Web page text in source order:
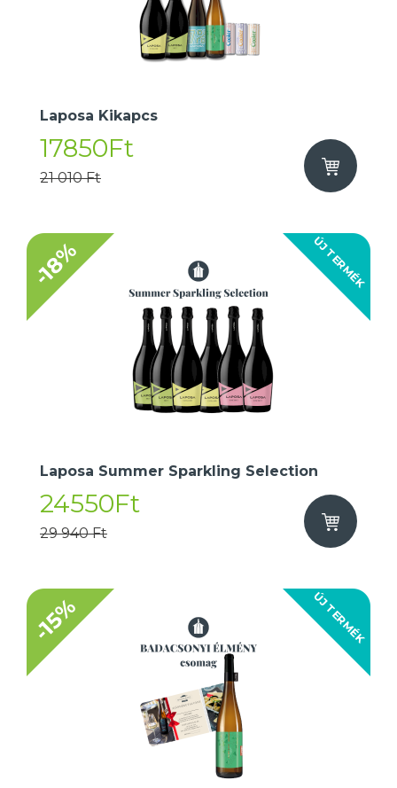
Laposa Kikapcs
17850Ft
21 010 Ft
ÚJ TERMÉK
-18%
Laposa Summer Sparkling Selection
24550Ft
29 940 Ft
ÚJ TERMÉK
-15%